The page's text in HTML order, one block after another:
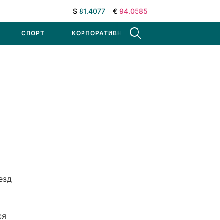
$ 81.4077 € 94.0585
СПОРТ КОРПОРАТИВНЫЕ НОВОСТИ